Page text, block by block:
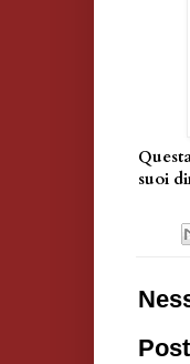
suoi